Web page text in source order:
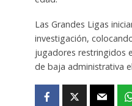
Las Grandes Ligas
investigación,
jugadores restringidos
de baja administrativa